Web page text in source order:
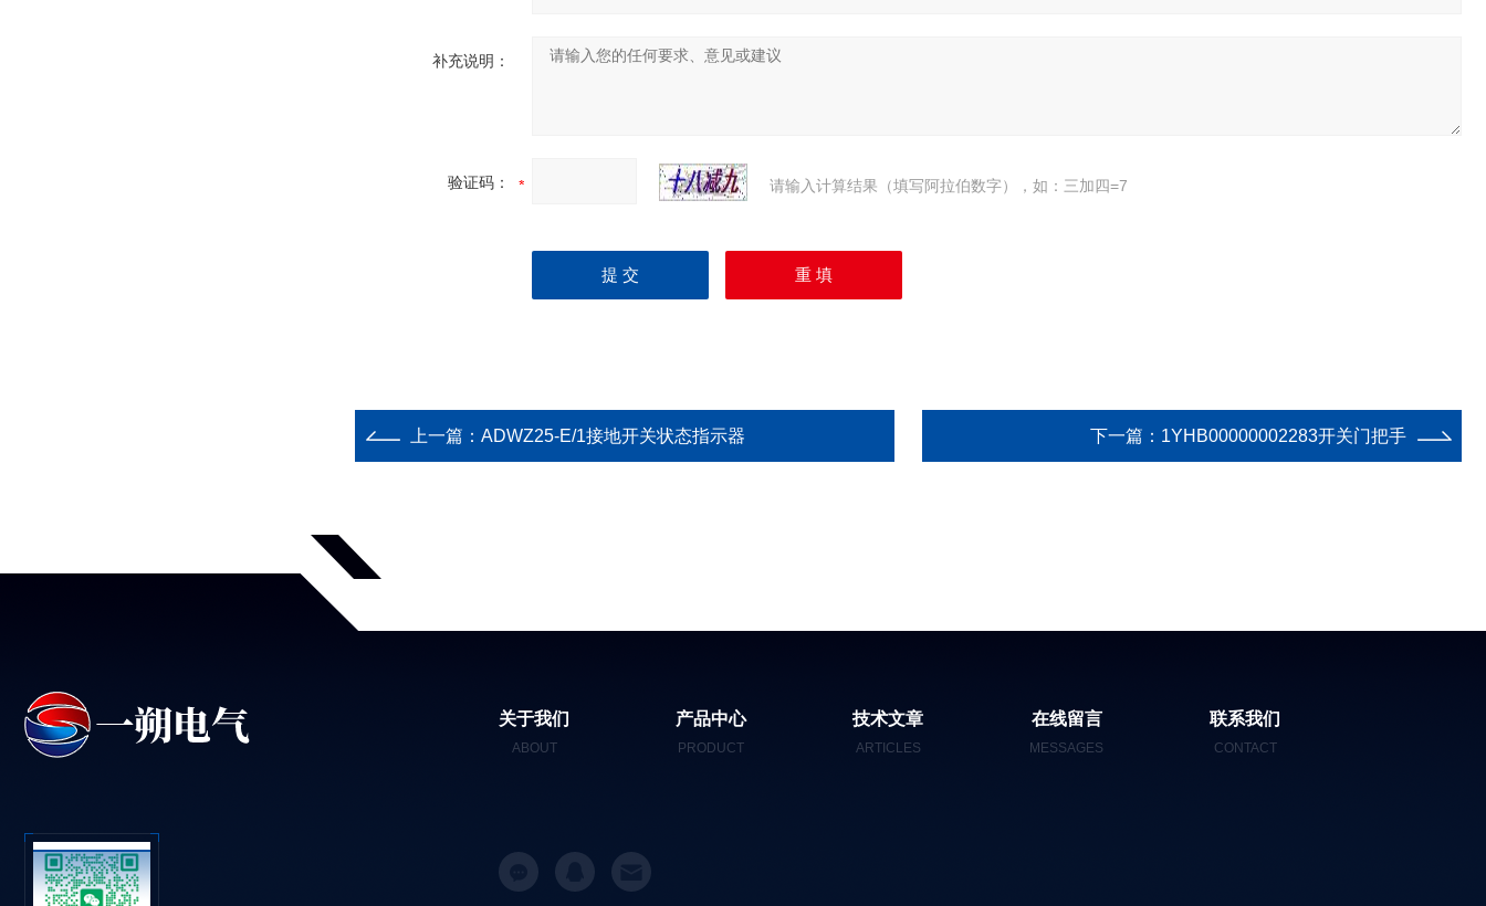
补充说明：
验证码： 请输入计算结果（填写阿拉伯数字），如：三加四=7
上一篇： ADWZ25-E/1接地开关状态指示器 下一篇： 1YHB00000002283开关门把手
关于我们
ABOUT
产品中心
PRODUCT
技术文章
ARTICLES
在线留言
MESSAGES
联系我们
CONTACT